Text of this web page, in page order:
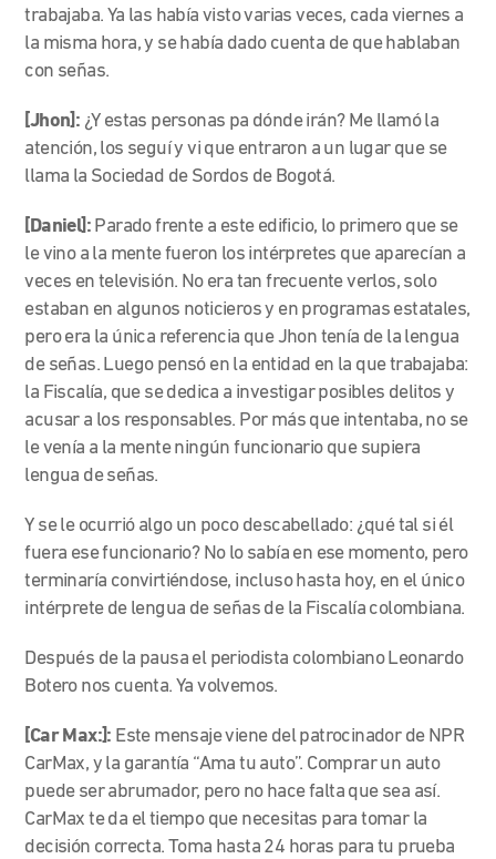
trabajaba. Ya las había visto varias veces, cada viernes a
la misma hora, y se había dado cuenta de que hablaban
con señas.
[Jhon]: ¿Y estas personas pa dónde irán? Me llamó la
atención, los seguí y vi que entraron a un lugar que se
llama la Sociedad de Sordos de Bogotá.
[Daniel]: Parado frente a este edificio, lo primero que se
le vino a la mente fueron los intérpretes que aparecían a
veces en televisión. No era tan frecuente verlos, solo
estaban en algunos noticieros y en programas estatales,
pero era la única referencia que Jhon tenía de la lengua
de señas. Luego pensó en la entidad en la que trabajaba:
la Fiscalía, que se dedica a investigar posibles delitos y
acusar a los responsables. Por más que intentaba, no se
le venía a la mente ningún funcionario que supiera
lengua de señas.
Y se le ocurrió algo un poco descabellado: ¿qué tal si él
fuera ese funcionario? No lo sabía en ese momento, pero
terminaría convirtiéndose, incluso hasta hoy, en el único
intérprete de lengua de señas de la Fiscalía colombiana.
Después de la pausa el periodista colombiano Leonardo
Botero nos cuenta. Ya volvemos.
[Car Max:]: Este mensaje viene del patrocinador de NPR
CarMax, y la garantía “Ama tu auto”. Comprar un auto
puede ser abrumador, pero no hace falta que sea así.
CarMax te da el tiempo que necesitas para tomar la
decisión correcta. Toma hasta 24 horas para tu prueba